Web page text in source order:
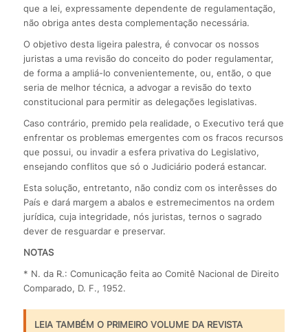
que a lei, expressamente dependente de regulamentação,
não obriga antes desta complementação necessária.
O objetivo desta ligeira palestra, é convocar os nossos
juristas a uma revisão do conceito do poder regulamentar,
de forma a ampliá-lo convenientemente, ou, então, o que
seria de melhor técnica, a advogar a revisão do texto
constitucional para permitir as delegações legislativas.
Caso contrário, premido pela realidade, o Executivo terá que
enfrentar os problemas emergentes com os fracos recursos
que possui, ou invadir a esfera privativa do Legislativo,
ensejando conflitos que só o Judiciário poderá estancar.
Esta solução, entretanto, não condiz com os interêsses do
País e dará margem a abalos e estremecimentos na ordem
jurídica, cuja integridade, nós juristas, ternos o sagrado
dever de resguardar e preservar.
NOTAS
* N. da R.: Comunicação feita ao Comitê Nacional de Direito
Comparado, D. F., 1952.
LEIA TAMBÉM O PRIMEIRO VOLUME DA REVISTA